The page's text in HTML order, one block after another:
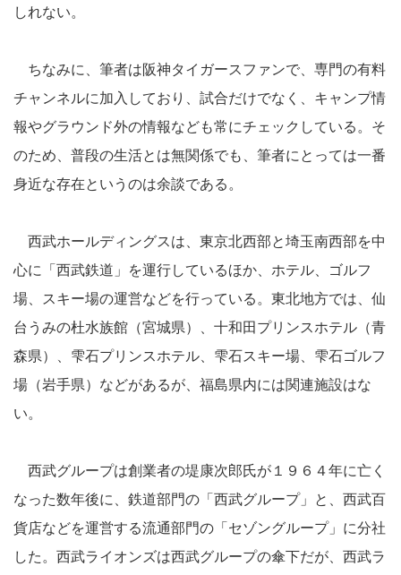
しれない。
ちなみに、筆者は阪神タイガースファンで、専門の有料
チャンネルに加入しており、試合だけでなく、キャンプ情
報やグラウンド外の情報なども常にチェックしている。そ
のため、普段の生活とは無関係でも、筆者にとっては一番
身近な存在というのは余談である。
西武ホールディングスは、東京北西部と埼玉南西部を中
心に「西武鉄道」を運行しているほか、ホテル、ゴルフ
場、スキー場の運営などを行っている。東北地方では、仙
台うみの杜水族館（宮城県）、十和田プリンスホテル（青
森県）、雫石プリンスホテル、雫石スキー場、雫石ゴルフ
場（岩手県）などがあるが、福島県内には関連施設はな
い。
西武グループは創業者の堤康次郎氏が１９６４年に亡く
なった数年後に、鉄道部門の「西武グループ」と、西武百
貨店などを運営する流通部門の「セゾングループ」に分社
した。西武ライオンズは西武グループの傘下だが、西武ラ